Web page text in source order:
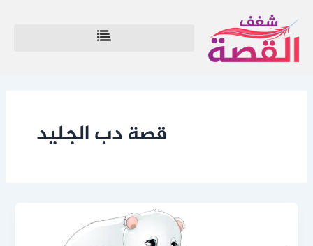
إلى
المحتوى
قصة دب الجليد